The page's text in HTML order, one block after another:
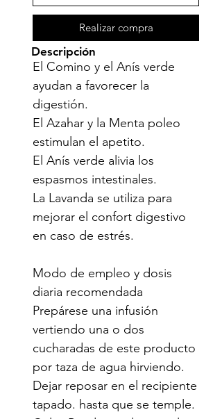
Descripción
Realizar compra
El Comino y el Anís verde
ayudan a favorecer la
digestión.
El Azahar y la Menta poleo
estimulan el apetito.
El Anís verde alivia los
espasmos intestinales.
La Lavanda se utiliza para
mejorar el confort digestivo
en caso de estrés.
Modo de empleo y dosis
diaria recomendada
Prepárese una infusión
vertiendo una o dos
cucharadas de este producto
por taza de agua hirviendo.
Dejar reposar en el recipiente
tapado. hasta que se temple.